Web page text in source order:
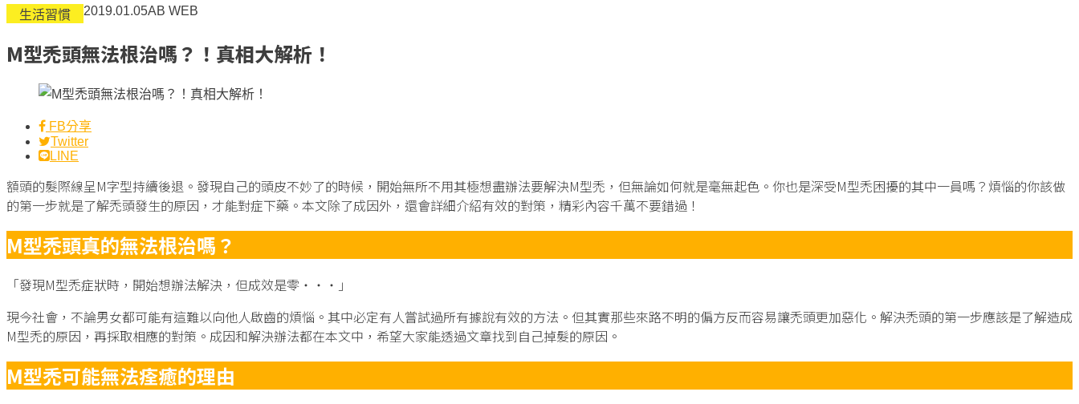
生活習慣 2019.01.05AB WEB
M型禿頭無法根治嗎？！真相大解析！
FB分享
Twitter
LINE
額頭的髮際線呈M字型持續後退。發現自己的頭皮不妙了的時候，開始無所不用其極想盡辦法要解決M型禿，但無論如何就是毫無起色。你也是深受M型禿困擾的其中一員嗎？煩惱的你該做
的第一步就是了解禿頭發生的原因，才能對症下藥。本文除了成因外，還會詳細介紹有效的對策，精彩內容千萬不要錯過！
M型禿頭真的無法根治嗎？
「發現M型禿症狀時，開始想辦法解決，但成效是零‧‧‧」
現今社會，不論男女都可能有這難以向他人啟齒的煩惱。其中必定有人嘗試過所有據說有效的方法。但其實那些來路不明的偏方反而容易讓禿頭更加惡化。解決禿頭的第一步應該是了解造成
M型禿的原因，再採取相應的對策。成因和解決辦法都在本文中，希望大家能透過文章找到自己掉髮的原因。
M型禿可能無法痊癒的理由